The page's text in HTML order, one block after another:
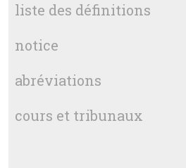
liste des définitions
notice
abréviations
cours et tribunaux